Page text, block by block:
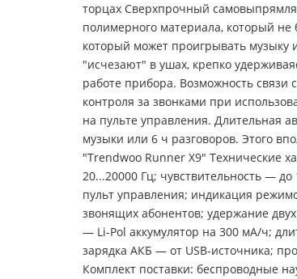
торцах Сверхпрочный
полимерного материала, который не
который может проигрывать
"исчезают" в ушах, крепко
работе прибора. Возможность
контроля за звонками при
на пульте управления. Длительная
музыки или 6 ч разговоров. Этого
"Trendwoo Runner X9" Технические
20...20000 Гц; чувствительность —
пульт управления; индикация
звонящих абонентов; удержание
— Li-Pol аккумулятор на 300 мА/ч;
зарядка АКБ — от USB-источника;
Комплект поставки: беспроводные